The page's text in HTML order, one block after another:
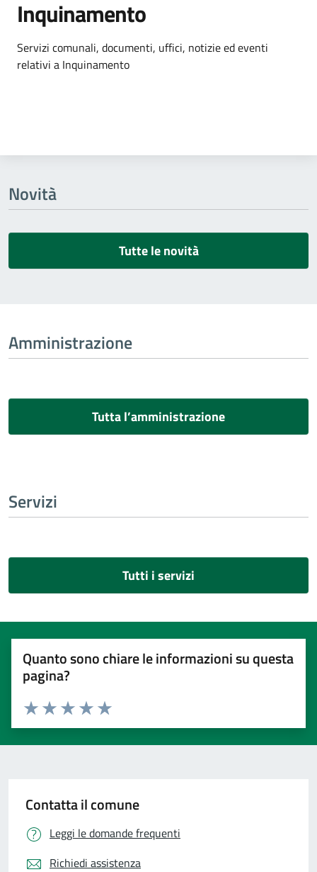
Inquinamento
Dettagli dell'argomento
Servizi comunali, documenti, uffici, notizie ed eventi
relativi a Inquinamento
Novità
Tutte le novità
Amministrazione
Tutta l’amministrazione
Servizi
Tutti i servizi
Quanto sono chiare le informazioni su questa
pagina?
Valuta 5 stelle su 5
Valuta 4 stelle su 5
Valuta 3 stelle su 5
Valuta 2 stelle su 5
Valuta 1 stelle su 5
Contatta il comune
Leggi le domande frequenti
Richiedi assistenza